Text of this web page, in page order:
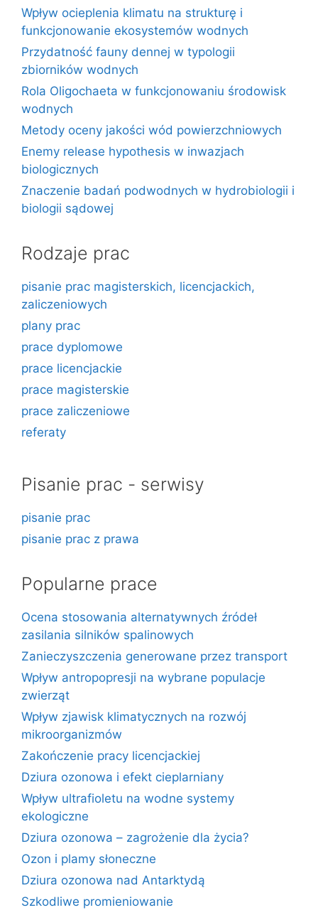
Wpływ ocieplenia klimatu na strukturę i
funkcjonowanie ekosystemów wodnych
Przydatność fauny dennej w typologii
zbiorników wodnych
Rola Oligochaeta w funkcjonowaniu środowisk
wodnych
Metody oceny jakości wód powierzchniowych
Enemy release hypothesis w inwazjach
biologicznych
Znaczenie badań podwodnych w hydrobiologii i
biologii sądowej
Rodzaje prac
pisanie prac magisterskich, licencjackich,
zaliczeniowych
plany prac
prace dyplomowe
prace licencjackie
prace magisterskie
prace zaliczeniowe
referaty
Pisanie prac - serwisy
pisanie prac
pisanie prac z prawa
Popularne prace
Ocena stosowania alternatywnych źródeł
zasilania silników spalinowych
Zanieczyszczenia generowane przez transport
Wpływ antropopresji na wybrane populacje
zwierząt
Wpływ zjawisk klimatycznych na rozwój
mikroorganizmów
Zakończenie pracy licencjackiej
Dziura ozonowa i efekt cieplarniany
Wpływ ultrafioletu na wodne systemy
ekologiczne
Dziura ozonowa – zagrożenie dla życia?
Ozon i plamy słoneczne
Dziura ozonowa nad Antarktydą
Szkodliwe promieniowanie